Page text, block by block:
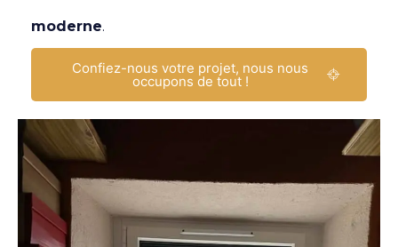
moderne.
Confiez-nous votre projet, nous nous
occupons de tout !